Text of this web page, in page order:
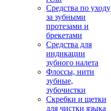
Средства по уходу
за зубными
протезами и
брекетами
Средства для
индикации
зубного налета
Флоссы, нити
зубные,
зубочистки
Скребки и щетки
для чистки языка